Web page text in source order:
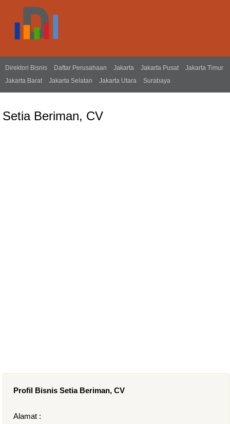
Direktori Bisnis Daftar Perusahaan Jakarta Jakarta Pusat
Jakarta Timur
Jakarta Barat
Jakarta Selatan Jakarta Utara Surabaya
Setia Beriman, CV
Profil Bisnis Setia Beriman, CV
Alamat :